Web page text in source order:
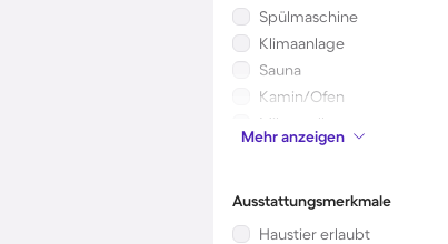
Spülmaschine
Klimaanlage
Sauna
Kamin/Ofen
Mikrowelle
Kinderbett
Mehr anzeigen
Ausstattungsmerkmale
Haustier erlaubt